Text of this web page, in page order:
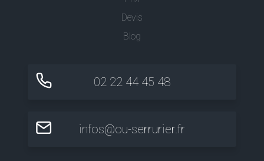
Devis
Blog
02 22 44 45 48
infos@ou-serrurier.fr